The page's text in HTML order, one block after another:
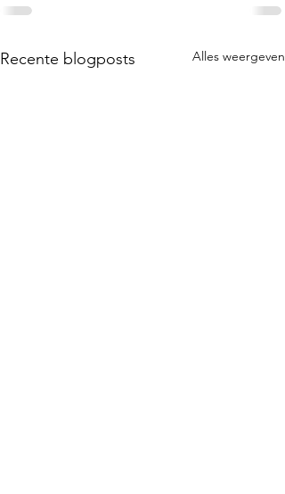
Recente blogposts Alles weergeven